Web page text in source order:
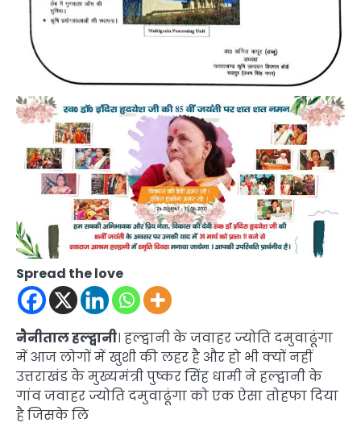
Spread the love
नैनीताल हल्द्वानी। हल्द्वानी के जवाहर ज्योति दमुवाढूंगा
में आज लोगों में खुशी की लहर है और हो भी क्यों नहीं
उत्तराखंड के मुख्यमंत्री पुष्कर सिंह धामी ने हल्द्वानी के
गांव जवाहर ज्योति दमुवाढूंगा को एक ऐसा तोहफा दिया
है जिसके लि